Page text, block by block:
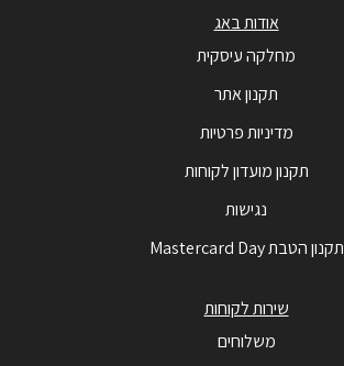
אודות באג
מחלקה עיסקית
תקנון אתר
מדיניות פרטיות
תקנון מועדון לקוחות
נגישות
תקנון הטבת Mastercard Day
שירות לקוחות
משלוחים